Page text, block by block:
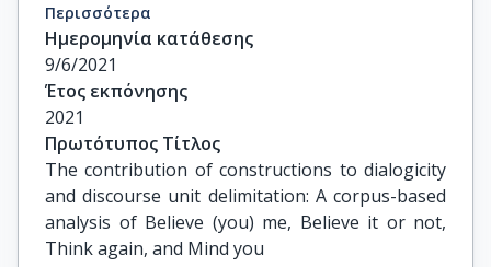
Γεώργιος Μικρός - Καθηγητής - Τμήμα Ιταλικής
Γλώσσας και Φιλολογίας - ΕΚΠΑ
Διονύσης Γούτσος - Καθηγητής - Τμήμα
Φιλολογίας - ΕΚΠΑ
Ελένη Παναρέτου - Αναπληρώτρια Καθηγήτρια -
Τμήμα Φιλολογίας - ΕΚΠΑ
Αθανασιάδου Αγγελική - Καθηγήτρια - Τμήμα
Αγγλικής Γλώσσας και Φιλολογίας- ΑΠΘ
Περισσότερα
Ημερομηνία κατάθεσης
9/6/2021
Έτος εκπόνησης
2021
Πρωτότυπος Τίτλος
The contribution of constructions to dialogicity
and discourse unit delimitation: A corpus-based
analysis of Believe (you) me, Believe it or not,
Think again, and Mind you